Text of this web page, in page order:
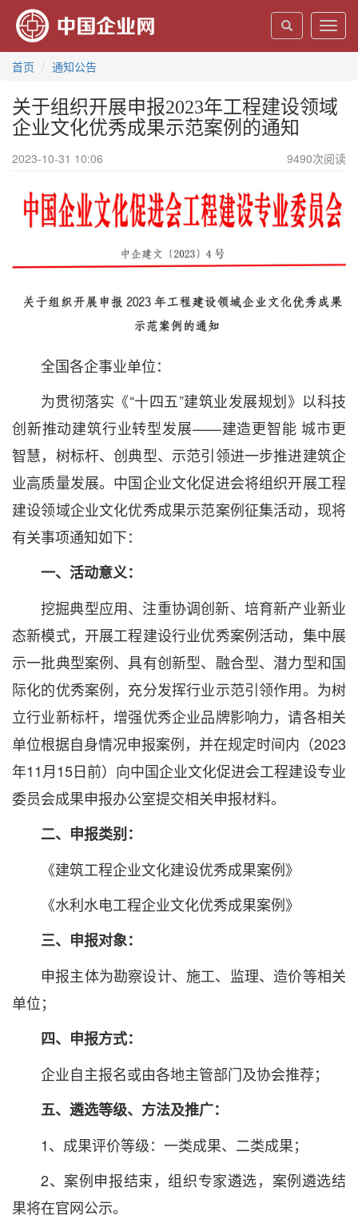
首页
通知公告
关于组织开展申报2023年工程建设领域
企业文化优秀成果示范案例的通知
2023-10-31 10:06 9490次阅读
全国各企事业单位：
为贯彻落实《“十四五”建筑业发展规划》以科技
创新推动建筑行业转型发展——建造更智能 城市更
智慧，树标杆、创典型、示范引领进一步推进建筑企
业高质量发展。中国企业文化促进会将组织开展工程
建设领域企业文化优秀成果示范案例征集活动，现将
有关事项通知如下：
一、活动意义：
挖掘典型应用、注重协调创新、培育新产业新业
态新模式，开展工程建设行业优秀案例活动，集中展
示一批典型案例、具有创新型、融合型、潜力型和国
际化的优秀案例，充分发挥行业示范引领作用。为树
立行业新标杆，增强优秀企业品牌影响力，请各相关
单位根据自身情况申报案例，并在规定时间内（2023
年11月15日前）向中国企业文化促进会工程建设专业
委员会成果申报办公室提交相关申报材料。
二、申报类别：
《建筑工程企业文化建设优秀成果案例》
《水利水电工程企业文化优秀成果案例》
三、申报对象：
申报主体为勘察设计、施工、监理、造价等相关
单位；
四、申报方式：
企业自主报名或由各地主管部门及协会推荐；
五、遴选等级、方法及推广：
1、成果评价等级：一类成果、二类成果；
2、案例申报结束，组织专家遴选，案例遴选结
果将在官网公示。